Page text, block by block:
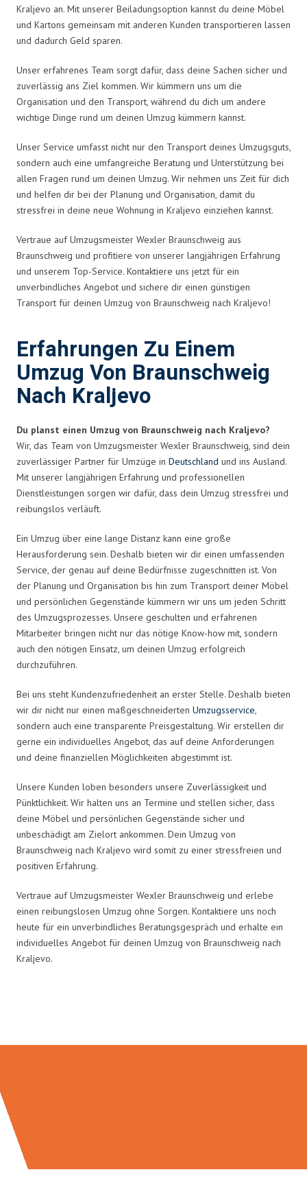
Kraljevo an. Mit unserer Beiladungsoption kannst du deine Möbel
und Kartons gemeinsam mit anderen Kunden transportieren lassen
und dadurch Geld sparen.
Unser erfahrenes Team sorgt dafür, dass deine Sachen sicher und
zuverlässig ans Ziel kommen. Wir kümmern uns um die
Organisation und den Transport, während du dich um andere
wichtige Dinge rund um deinen Umzug kümmern kannst.
Unser Service umfasst nicht nur den Transport deines Umzugsguts,
sondern auch eine umfangreiche Beratung und Unterstützung bei
allen Fragen rund um deinen Umzug. Wir nehmen uns Zeit für dich
und helfen dir bei der Planung und Organisation, damit du
stressfrei in deine neue Wohnung in Kraljevo einziehen kannst.
Vertraue auf Umzugsmeister Wexler Braunschweig aus
Braunschweig und profitiere von unserer langjährigen Erfahrung
und unserem Top-Service. Kontaktiere uns jetzt für ein
unverbindliches Angebot und sichere dir einen günstigen
Transport für deinen Umzug von Braunschweig nach Kraljevo!
Erfahrungen Zu Einem
Umzug Von Braunschweig
Nach Kraljevo
Du planst einen Umzug von Braunschweig nach Kraljevo?
Wir, das Team von Umzugsmeister Wexler Braunschweig, sind dein
zuverlässiger Partner für Umzüge in Deutschland und ins Ausland.
Mit unserer langjährigen Erfahrung und professionellen
Dienstleistungen sorgen wir dafür, dass dein Umzug stressfrei und
reibungslos verläuft.
Ein Umzug über eine lange Distanz kann eine große
Herausforderung sein. Deshalb bieten wir dir einen umfassenden
Service, der genau auf deine Bedürfnisse zugeschnitten ist. Von
der Planung und Organisation bis hin zum Transport deiner Möbel
und persönlichen Gegenstände kümmern wir uns um jeden Schritt
des Umzugsprozesses. Unsere geschulten und erfahrenen
Mitarbeiter bringen nicht nur das nötige Know-how mit, sondern
auch den nötigen Einsatz, um deinen Umzug erfolgreich
durchzuführen.
Bei uns steht Kundenzufriedenheit an erster Stelle. Deshalb bieten
wir dir nicht nur einen maßgeschneiderten Umzugsservice,
sondern auch eine transparente Preisgestaltung. Wir erstellen dir
gerne ein individuelles Angebot, das auf deine Anforderungen
und deine finanziellen Möglichkeiten abgestimmt ist.
Unsere Kunden loben besonders unsere Zuverlässigkeit und
Pünktlichkeit. Wir halten uns an Termine und stellen sicher, dass
deine Möbel und persönlichen Gegenstände sicher und
unbeschädigt am Zielort ankommen. Dein Umzug von
Braunschweig nach Kraljevo wird somit zu einer stressfreien und
positiven Erfahrung.
Vertraue auf Umzugsmeister Wexler Braunschweig und erlebe
einen reibungslosen Umzug ohne Sorgen. Kontaktiere uns noch
heute für ein unverbindliches Beratungsgespräch und erhalte ein
individuelles Angebot für deinen Umzug von Braunschweig nach
Kraljevo.